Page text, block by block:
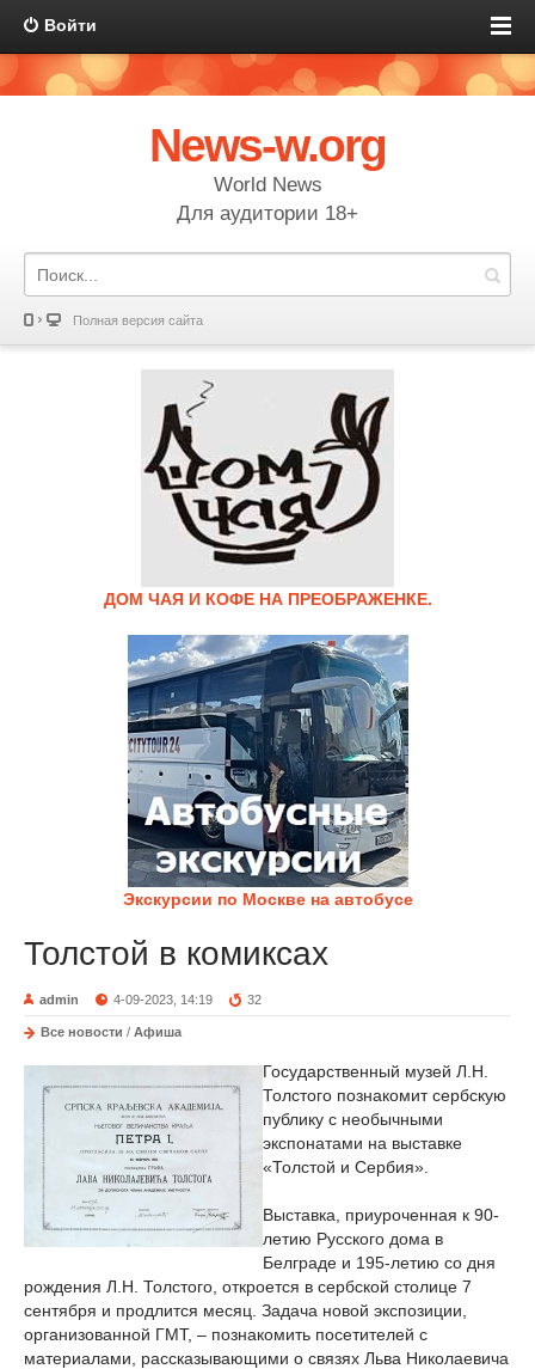
Войти
News-w.org
World News
Для аудитории 18+
Полная версия сайта
ДОМ ЧАЯ И КОФЕ НА ПРЕОБРАЖЕНКЕ.
Экскурсии по Москве на автобусе
Толстой в комиксах
admin 4-09-2023, 14:19 32
Все новости / Афиша
Государственный музей Л.Н.
Толстого познакомит сербскую
публику с необычными
экспонатами на выставке
«Толстой и Сербия».
Выставка, приуроченная к 90-
летию Русского дома в
Белграде и 195-летию со дня
рождения Л.Н. Толстого, откроется в сербской столице 7
сентября и продлится месяц. Задача новой экспозиции,
организованной ГМТ, – познакомить посетителей с
материалами, рассказывающими о связях Льва Николаевича